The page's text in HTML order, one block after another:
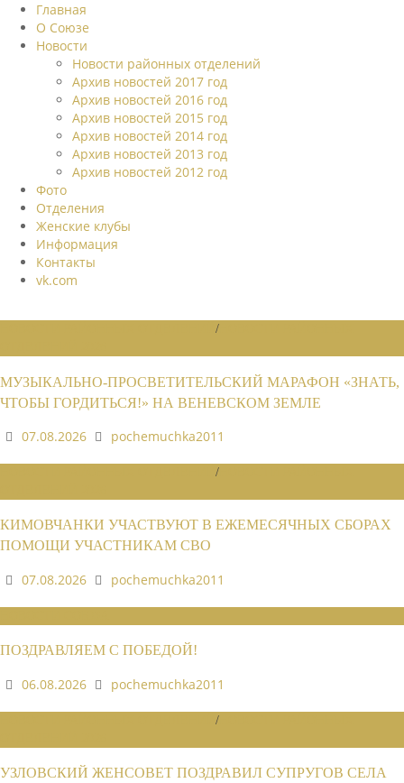
Главная
О Союзе
Новости
Новости районных отделений
Архив новостей 2017 год
Архив новостей 2016 год
Архив новостей 2015 год
Архив новостей 2014 год
Архив новостей 2013 год
Архив новостей 2012 год
Фото
Отделения
Женские клубы
Информация
Контакты
vk.com
/
МУЗЫКАЛЬНО-ПРОСВЕТИТЕЛЬСКИЙ МАРАФОН «ЗНАТЬ,
ЧТОБЫ ГОРДИТЬСЯ!» НА ВЕНЕВСКОМ ЗЕМЛЕ
07.08.2026
pochemuchka2011
/
КИМОВЧАНКИ УЧАСТВУЮТ В ЕЖЕМЕСЯЧНЫХ СБОРАХ
ПОМОЩИ УЧАСТНИКАМ СВО
07.08.2026
pochemuchka2011
ПОЗДРАВЛЯЕМ С ПОБЕДОЙ!
06.08.2026
pochemuchka2011
/
УЗЛОВСКИЙ ЖЕНСОВЕТ ПОЗДРАВИЛ СУПРУГОВ СЕЛА